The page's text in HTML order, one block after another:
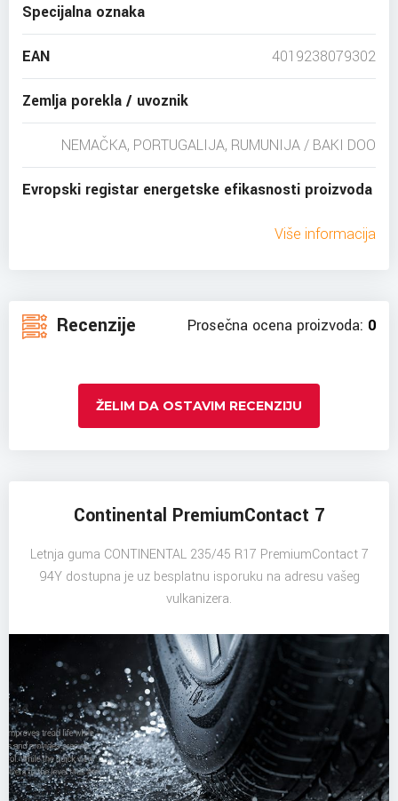
Specijalna oznaka
EAN 4019238079302
Zemlja porekla / uvoznik
NEMAČKA, PORTUGALIJA, RUMUNIJA / BAKI DOO
Evropski registar energetske efikasnosti proizvoda
Više informacija
Recenzije Prosečna ocena proizvoda: 0
ŽELIM DA OSTAVIM RECENZIJU
Continental PremiumContact 7
Letnja guma CONTINENTAL 235/45 R17 PremiumContact 7
94Y dostupna je uz besplatnu isporuku na adresu vašeg
vulkanizera.